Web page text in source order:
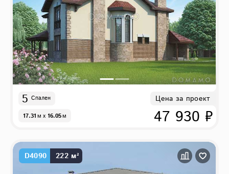
5 Спален
17.31м x 16.05м
Цена за проект
47 930 ₽
D4090 222 м²